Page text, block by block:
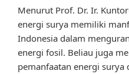
Menurut Prof. Dr. Ir.
energi surya memiliki
Indonesia dalam
energi fosil. Beliau juga
pemanfaatan energi surya